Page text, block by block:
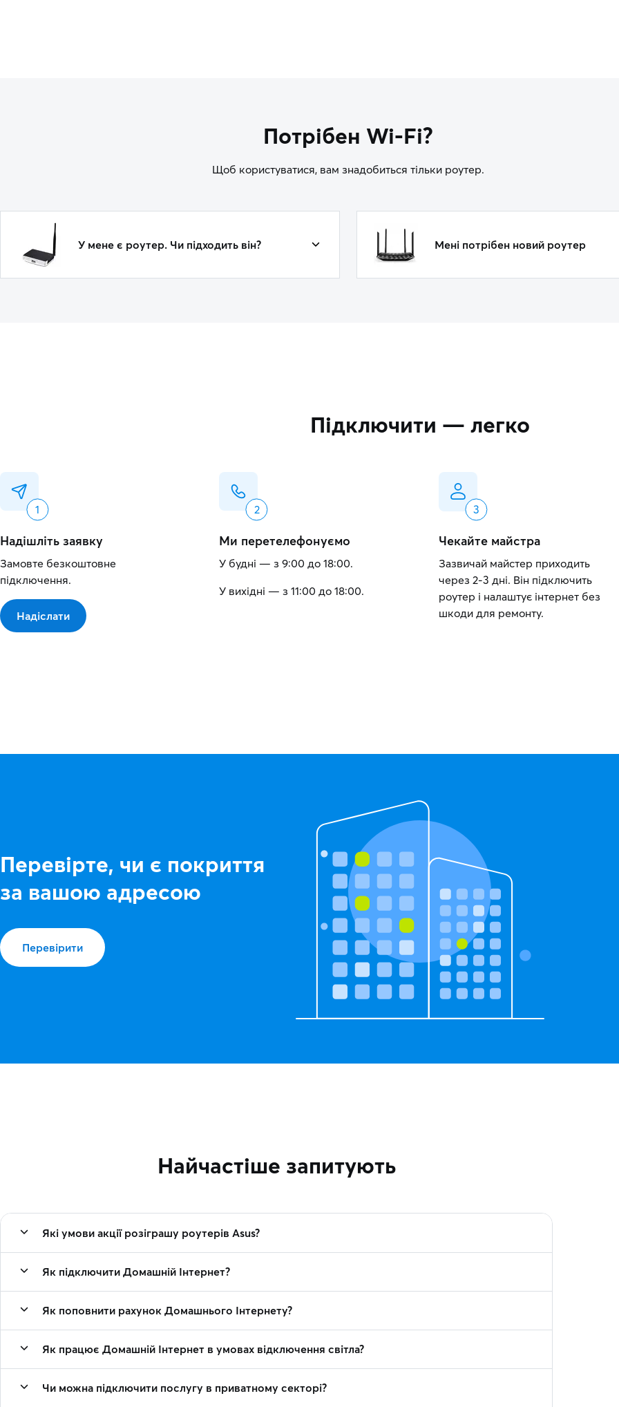
Потрібен Wi-Fi?
Щоб користуватися, вам знадобиться тільки роутер.
У мене є роутер. Чи підходить він? Мені потрібен новий роутер
Підключити — легко
Надішліть заявку
Замовте безкоштовне
підключення.
Надіслати
Ми перетелефонуємо
У будні — з 9:00 до 18:00.
У вихідні — з 11:00 до 18:00.
Чекайте майстра
Зазвичай майстер приходить
через 2-3 дні. Він підключить
роутер і налаштує інтернет без
шкоди для ремонту.
Перевірте, чи є покриття
за вашою адресою
Перевірити
Найчастіше запитують
Які умови акції розіграшу роутерів Asus?
Як підключити Домашній Інтернет?
Як поповнити рахунок Домашнього Інтернету?
Як працює Домашній Інтернет в умовах відключення світла?
Чи можна підключити послугу в приватному секторі?